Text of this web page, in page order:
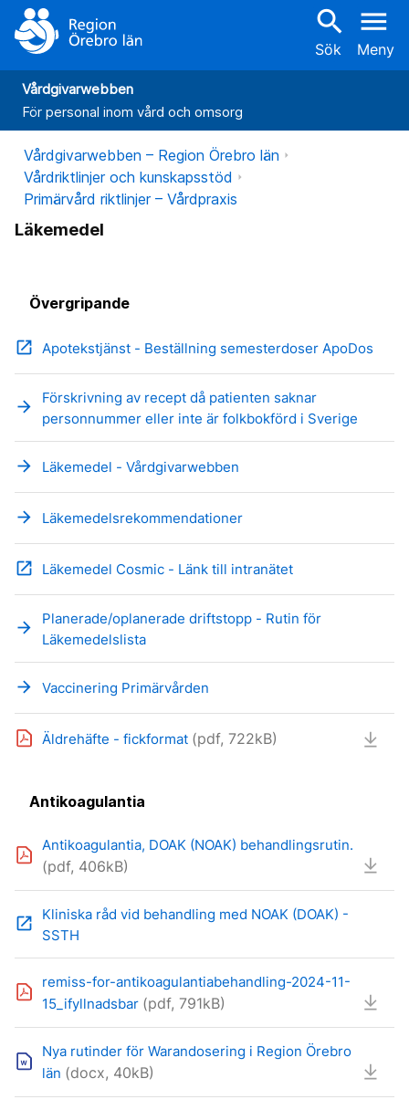
search
Sök
menu
Meny
Vårdgivarwebben
För personal inom vård och omsorg
Vårdgivarwebben – Region Örebro län
Vårdriktlinjer och kunskapsstöd
Primärvård riktlinjer – Vårdpraxis
Läkemedel
Övergripande
open_in_new Apotekstjänst - Beställning semesterdoser ApoDos
arrow_forward
Förskrivning av recept då patienten saknar
personnummer eller inte är folkbokförd i Sverige
arrow_forward Läkemedel - Vårdgivarwebben
arrow_forward Läkemedelsrekommendationer
open_in_new Läkemedel Cosmic - Länk till intranätet
arrow_forward
Planerade/oplanerade driftstopp - Rutin för
Läkemedelslista
arrow_forward Vaccinering Primärvården
Äldrehäfte - fickformat (pdf, 722kB)
Antikoagulantia
Antikoagulantia, DOAK (NOAK) behandlingsrutin.
(pdf, 406kB)
open_in_new
Kliniska råd vid behandling med NOAK (DOAK) -
SSTH
remiss-for-antikoagulantiabehandling-2024-11-
15_ifyllnadsbar (pdf, 791kB)
Nya rutinder för Warandosering i Region Örebro
län (docx, 40kB)